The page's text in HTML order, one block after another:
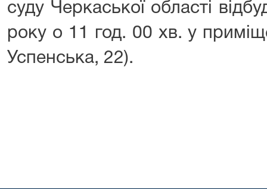
суду Черкаської області
року о 11 год. 00 хв. у
Успенська, 22).